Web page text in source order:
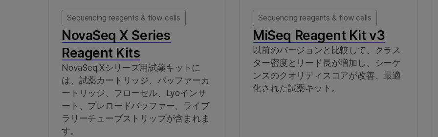
Sequencing reagents & flow cells
NovaSeq X Series
Reagent Kits
NovaSeq Xシリーズ用試薬キットに
は、試薬カートリッジ、バッファーカ
ートリッジ、フローセル、Lyoインサ
ート、プレロードバッファー、ライブ
ラリーチューブストリップが含まれま
す。
Sequencing reagents & flow cells
MiSeq Reagent Kit v3
以前のバージョンと比較して、クラス
ター密度とリード長が増加し、シーケ
ンスのクオリティスコアが改善、最適
化された試薬キット。